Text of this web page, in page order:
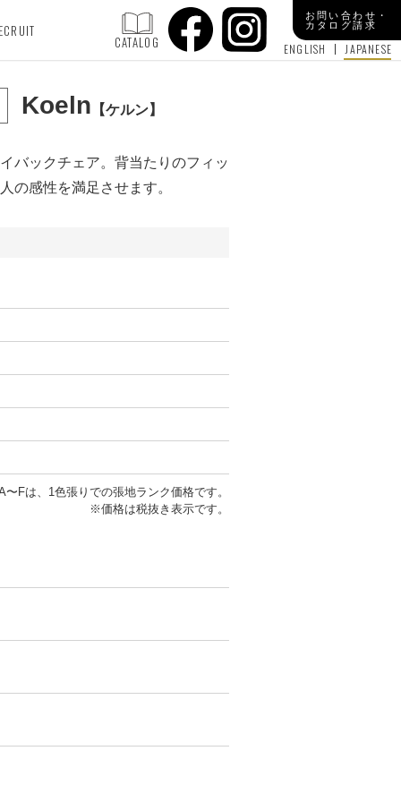
CATALOG ENGLISH JAPANESE
お問い合わせ・
カタログ請求
Koeln ケルン
バックチェア。背当たりのフィッ
の感性を満足させます。
Fは、1色張りでの張地ランク価格です。
※価格は税抜き表示です。